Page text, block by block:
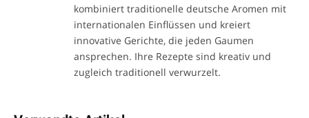
kombiniert traditionelle deutsche Aromen mit
internationalen Einflüssen und kreiert
innovative Gerichte, die jeden Gaumen
ansprechen. Ihre Rezepte sind kreativ und
zugleich traditionell verwurzelt.